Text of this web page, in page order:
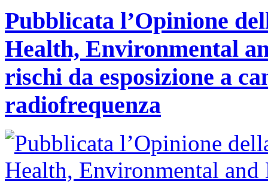
Pubblicata l’Opinione
Health, Environmental
rischi da esposizione a
radiofrequenza